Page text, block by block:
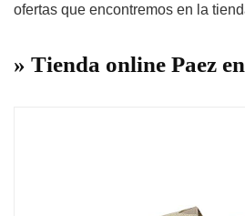
ofertas que encontremos en la
» Tienda online Paez